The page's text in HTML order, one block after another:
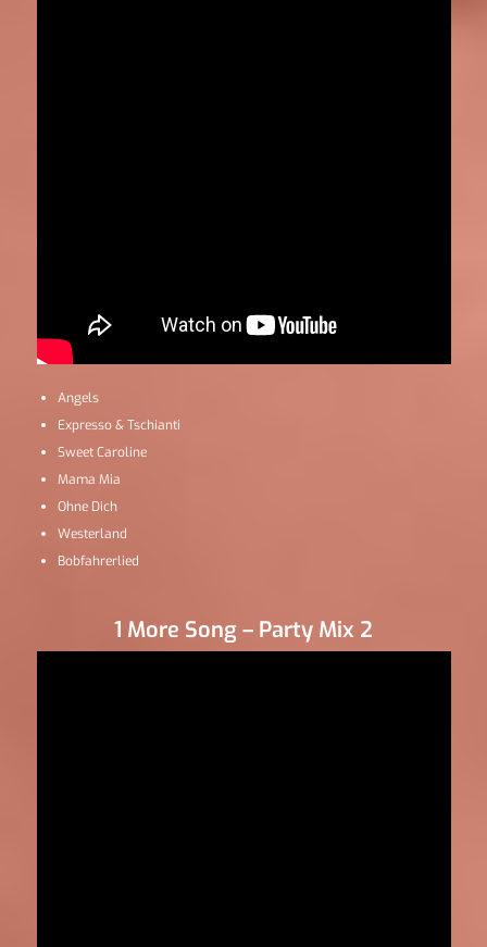
Angels
Expresso & Tschianti
Sweet Caroline
Mama Mia
Ohne Dich
Westerland
Bobfahrerlied
1 More Song – Party Mix 2